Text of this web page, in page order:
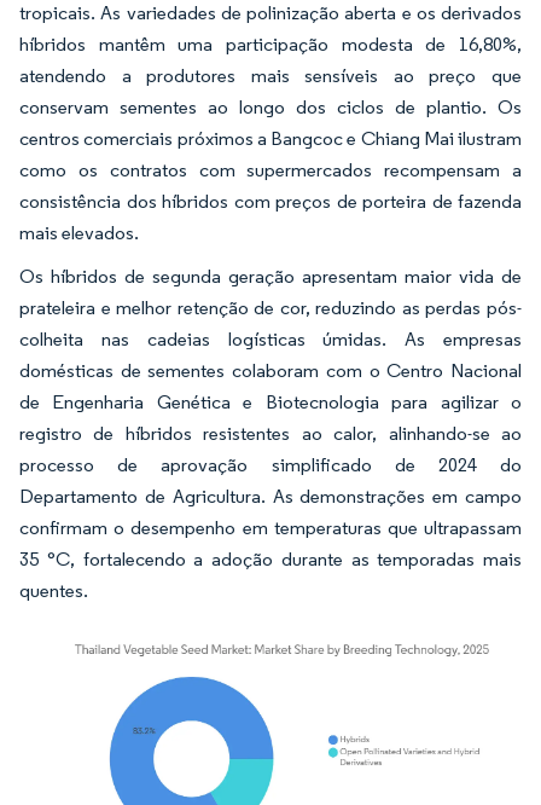
tropicais. As variedades de polinização aberta e os derivados
híbridos mantêm uma participação modesta de 16,80%,
atendendo a produtores mais sensíveis ao preço que
conservam sementes ao longo dos ciclos de plantio. Os
centros comerciais próximos a Bangcoc e Chiang Mai ilustram
como os contratos com supermercados recompensam a
consistência dos híbridos com preços de porteira de fazenda
mais elevados.
Os híbridos de segunda geração apresentam maior vida de
prateleira e melhor retenção de cor, reduzindo as perdas pós-
colheita nas cadeias logísticas úmidas. As empresas
domésticas de sementes colaboram com o Centro Nacional
de Engenharia Genética e Biotecnologia para agilizar o
registro de híbridos resistentes ao calor, alinhando-se ao
processo de aprovação simplificado de 2024 do
Departamento de Agricultura. As demonstrações em campo
confirmam o desempenho em temperaturas que ultrapassam
35 °C, fortalecendo a adoção durante as temporadas mais
quentes.